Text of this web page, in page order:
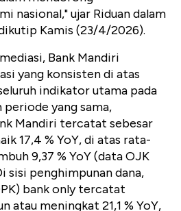
nasional," ujar Riduan dalam
Kamis (23/4/2026).
Bank Mandiri
yang konsisten di atas
indikator utama pada
periode yang sama,
Mandiri tercatat sebesar
17,4 % YoY, di atas rata-
9,37 % YoY (data OJK
sisi penghimpunan dana,
bank only tercatat
atau meningkat 21,1 % YoY,